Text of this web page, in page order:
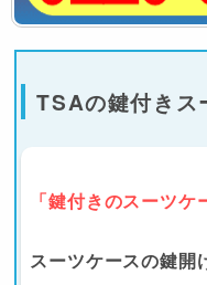
TSAの鍵付きス
「鍵付きのスーツケ
スーツケースの鍵開